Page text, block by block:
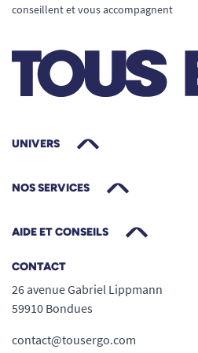
manipulation sécurisée.
extrême longévité
quotidien intensif.
ou dîner, il s’adapte à tous
Le Bol silicone S Nat
Vaisselle incassable
aux chutes et aux
(-50 °C à +230 °C).
Ventouse intégrée
table, permet
conseillent et vous accompagnent
UNIVERS
NOS SERVICES
AIDE ET CONSEILS
CONTACT
26 avenue Gabriel Lippmann
59910 Bondues
contact@tousergo.com